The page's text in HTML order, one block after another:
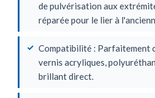
de pulvérisation aux
réparée pour le lier à
Compatibilité : Parfaitement
vernis acryliques,
brillant direct.